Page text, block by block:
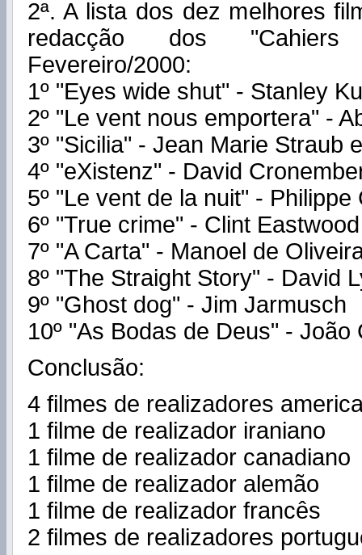
2ª. A lista dos dez melhores
redacção dos
Fevereiro/2000:
1º "Eyes wide shut" - Stanley
2º "Le vent nous emportera" -
3º "Sicilia" - Jean Marie Straub
4º "eXistenz" - David
5º "Le vent de la nuit" - Philippe
6º "True crime" - Clint Eastwood
7º "A Carta" - Manoel de
8º "The Straight Story" - David
9º "Ghost dog" - Jim Jarmusch
10º "As Bodas de Deus" - João
Conclusão:
4 filmes de realizadores
1 filme de realizador iraniano
1 filme de realizador canadiano
1 filme de realizador alemão
1 filme de realizador francês
2 filmes de realizadores